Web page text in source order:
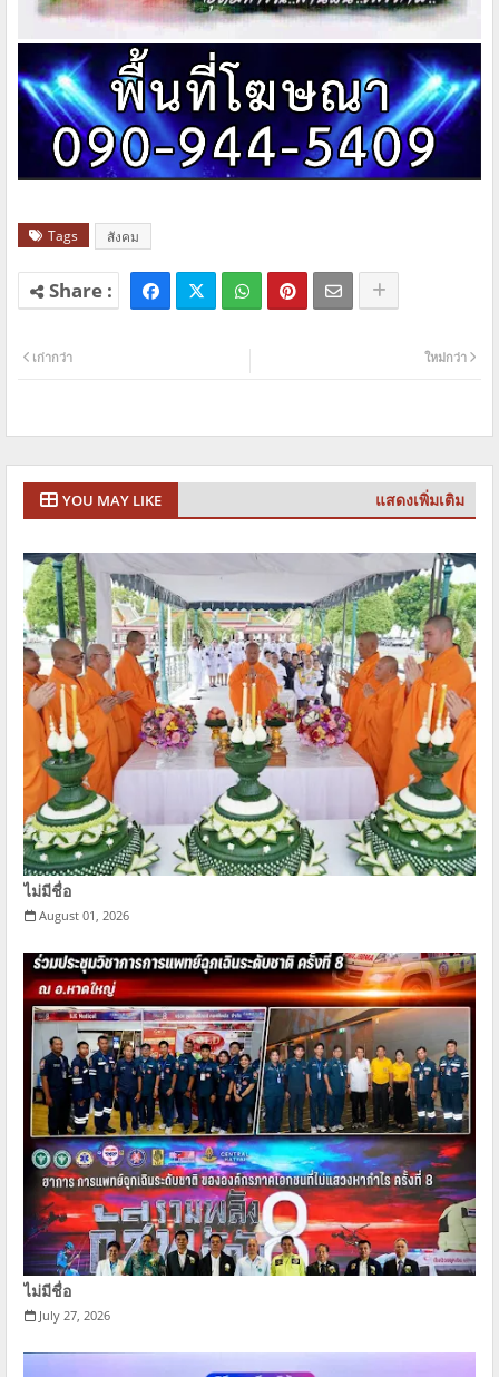
Tags สังคม
ใหม่กว่า
เก่ากว่า
YOU MAY LIKE แสดงเพิ่มเติม
ไม่มีชื่อ
August 01, 2026
ไม่มีชื่อ
July 27, 2026